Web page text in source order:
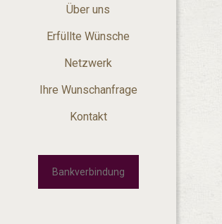
Über uns
Erfüllte Wünsche
Netzwerk
Ihre Wunschanfrage
Kontakt
Bankverbindung